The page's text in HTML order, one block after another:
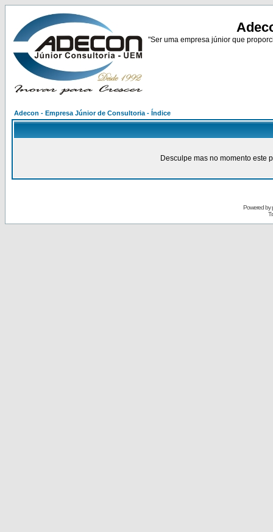
"Ser uma empresa júnior que
Adecon - Empresa Júnior de Consultoria - Índice
Desculpe mas no momento este
Powered by